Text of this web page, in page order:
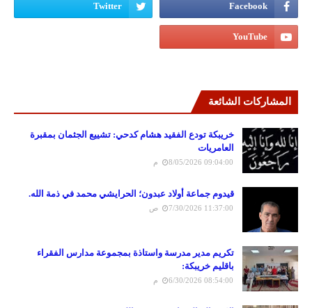
المشاركات الشائعة
خريبكة تودع الفقيد هشام كدحي: تشييع الجثمان بمقبرة
العامريات
8/05/2026 09:04:00 م
قيدوم جماعة أولاد عبدون؛ الحرايشي محمد في ذمة الله.
7/30/2026 11:37:00 ص
تكريم مدير مدرسة واستاذة بمجموعة مدارس الفقراء
باقليم خريبكة:
6/30/2026 08:54:00 م